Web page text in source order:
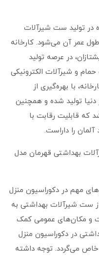
در تولید ست شیرآلات
عمر آن می‌شود. کارخانه
در عرصه تولید
و شیرآلات الکترونیکی
با بهره‌گیری از
تولید شده و همچنین
که قابلیت رقابت با
را داراست.
بهداشتی قهرمان مدل
مهم در دکوراسیون منزل
ست شیرآلات بهداشتی به
و مکان‌های عمومی کمک
در دکوراسیون منزل
می‌گردد. توجه داشته